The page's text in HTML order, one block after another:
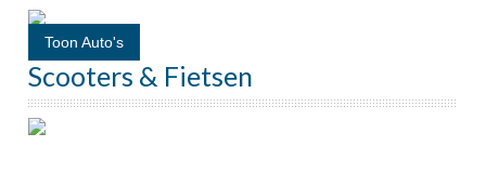
Koplamp refinish
Toon Auto's
Scooters & Fietsen